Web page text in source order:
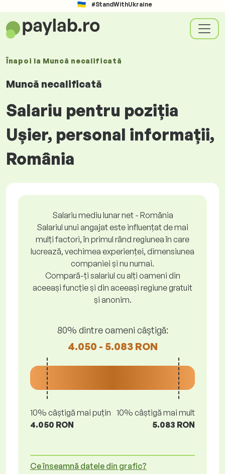
#StandWithUkraine
Înapoi la Muncă necalificată
Muncă necalificată
Salariu pentru poziția
Ușier, personal informații,
România
Salariu mediu lunar net - România
Salariul unui angajat este influențat de mai
mulți factori, în primul rând regiunea în care
lucrează, vechimea experienței, dimensiunea
companiei și nu numai.
Compară-ți salariul cu alți oameni din
aceeași funcție și din aceeași regiune gratuit
și anonim.
80% dintre oameni câștigă:
4.050 - 5.083 RON
10% câștigă mai puțin
4.050 RON
10% câștigă mai mult
5.083 RON
Ce înseamnă datele din grafic?